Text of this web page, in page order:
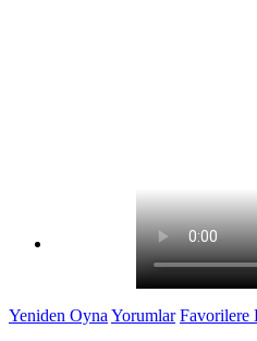
Hayatını Savun
Yeniden Oyna Yorumlar Favorilere